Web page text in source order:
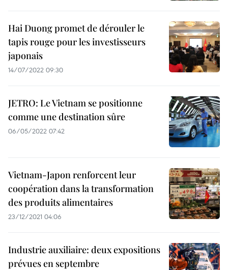
Hai Duong promet de dérouler le
tapis rouge pour les investisseurs
japonais
14/07/2022 09:30
JETRO: Le Vietnam se positionne
comme une destination sûre
06/05/2022 07:42
Vietnam-Japon renforcent leur
coopération dans la transformation
des produits alimentaires
23/12/2021 04:06
Industrie auxiliaire: deux expositions
prévues en septembre